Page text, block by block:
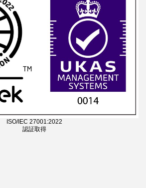
ISO/IEC 27001:2022
認証取得